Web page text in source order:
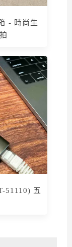
- 時尚生
51110) 五